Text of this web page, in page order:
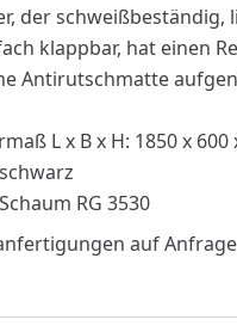
der
klappbar, hat einen
Antirutschmatte
L x B x H: 1850 x 600
RG 3530
auf